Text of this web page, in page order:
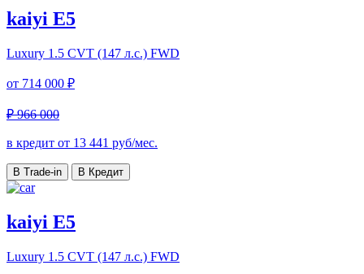
kaiyi E5
Luxury 1.5 CVT (147 л.с.) FWD
от 714 000 ₽
₽ 966 000
в кредит от 13 441 руб/мес.
В Trade-in В Кредит
kaiyi E5
Luxury 1.5 CVT (147 л.с.) FWD